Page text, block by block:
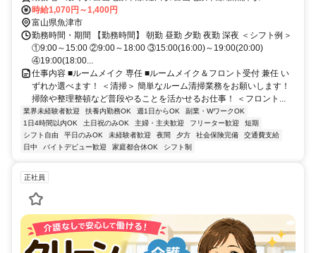
時給1,070円～1,400円
富山県魚津市
勤務時間・期間 【勤務時間】 朝勤 昼勤 夕勤 夜勤 深夜 ＜シフト例＞
①9:00～15:00 ②9:00～18:00 ③15:00(16:00)～19:00(20:00)
④19:00(18:00...
仕事内容 ■ルームメイク 専任 ■ルームメイク＆フロント受付 兼任 い
ずれか選べます！ ＜清掃＞ 簡単なルーム清掃業務をお願いします！
掃除や整理整頓など普段やることを活かせるお仕事！ ＜フロント...
業界未経験者歓迎 扶養内勤務OK 週1日からOK
副業・WワークOK
1日4時間以内OK
土日祝のみOK 主婦・主夫歓迎 フリーター歓迎
短期
シフト自由
平日のみOK 未経験者歓迎 夜間 夕方 社会保険完備
交通費支給
日中
バイトデビュー歓迎 家庭都合休OK シフト制
正社員